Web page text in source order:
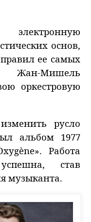
электронную
основ,
ее самых
Жан-Мишель
оркестровую
русло
альбом 1977
Работа
став
музыканта.